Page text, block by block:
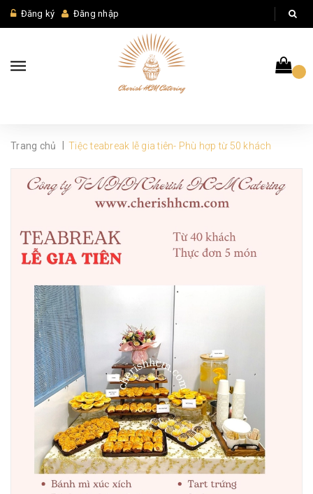
Đăng ký Đăng nhập
Trang chủ Tiệc teabreak lễ gia tiên- Phù hợp từ 50 khách